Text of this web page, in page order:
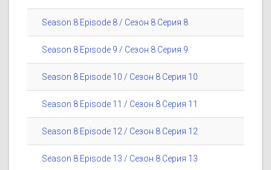
Season 8 Episode 8 / Сезон 8 Серия 8
Season 8 Episode 9 / Сезон 8 Серия 9
Season 8 Episode 10 / Сезон 8 Серия 10
Season 8 Episode 11 / Сезон 8 Серия 11
Season 8 Episode 12 / Сезон 8 Серия 12
Season 8 Episode 13 / Сезон 8 Серия 13